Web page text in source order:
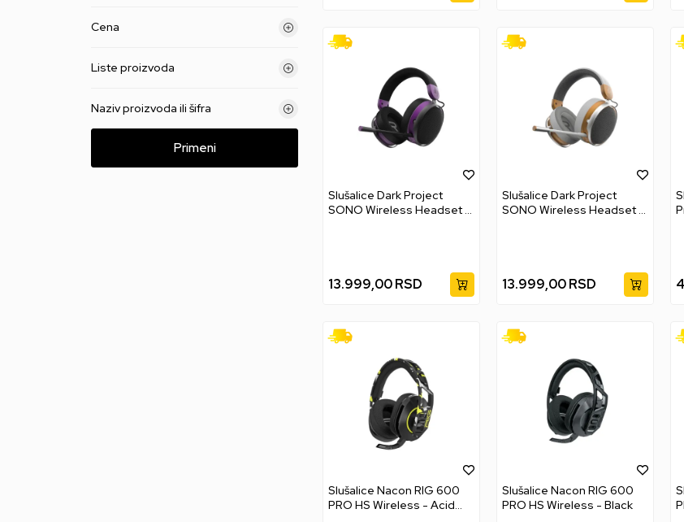
Cena
Liste proizvoda
Naziv proizvoda ili šifra
Primeni
Slušalice Dark Project
SONO Wireless Headset -
13.999,00RSD
Slušalice Dark Project
SONO Wireless Headset -
13.999,00 RSD
Slušalice Nacon RIG 600
PRO HS Wireless - Acid
Slušalice Nacon RIG 600
PRO HS Wireless - Black